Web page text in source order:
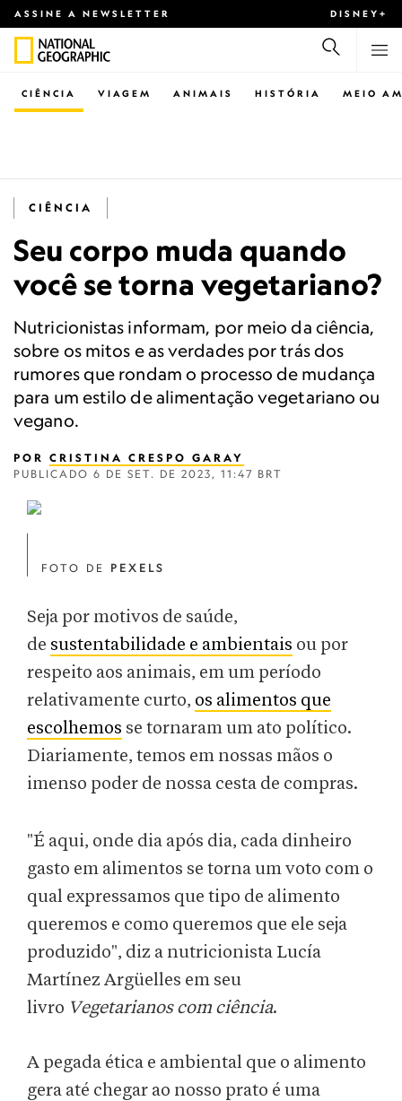
ASSINE A NEWSLETTER DISNEY+
CIÊNCIA VIAGEM ANIMAIS HISTÓRIA MEIO
CIÊNCIA
Seu corpo muda quando
você se torna vegetariano?
Nutricionistas informam, por meio da ciência,
sobre os mitos e as verdades por trás dos
rumores que rondam o processo de mudança
para um estilo de alimentação vegetariano ou
vegano.
POR CRISTINA CRESPO GARAY
PUBLICADO 6 DE SET. DE 2023, 11:47 BRT
FOTO DE PEXELS
Seja por motivos de saúde,
de sustentabilidade e ambientais ou por
respeito aos animais, em um período
relativamente curto, os alimentos que
escolhemos se tornaram um ato político.
Diariamente, temos em nossas mãos o
imenso poder de nossa cesta de compras.
"É aqui, onde dia após dia, cada dinheiro
gasto em alimentos se torna um voto com o
qual expressamos que tipo de alimento
queremos e como queremos que ele seja
produzido", diz a nutricionista Lucía
Martínez Argüelles em seu
livro Vegetarianos com ciência.
A pegada ética e ambiental que o alimento
gera até chegar ao nosso prato é uma